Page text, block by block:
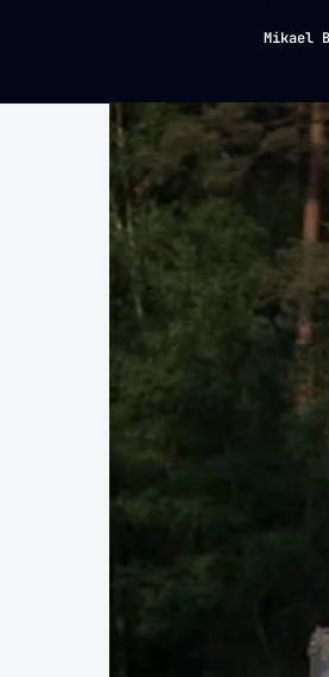
Mikael